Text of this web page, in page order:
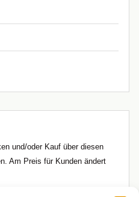
und/oder Kauf über diesen
Am Preis für Kunden ändert